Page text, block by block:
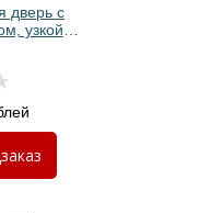
дверь с
узкой
МДФ